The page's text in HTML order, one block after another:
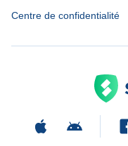
Centre de confidentialité